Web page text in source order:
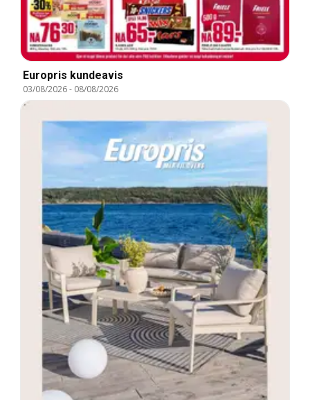
Europris kundeavis
03/08/2026- 08/08/2026